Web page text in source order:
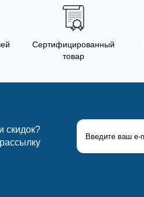
Сертифицированный
товар
скидок?